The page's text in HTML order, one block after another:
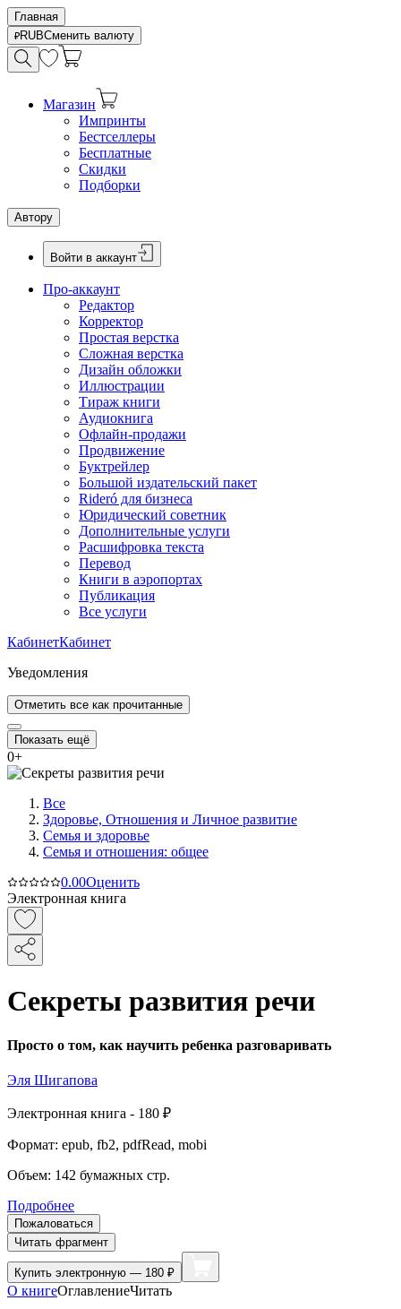
Главная
RUBСменить валюту
Магазин
Импринты
Бестселлеры
Бесплатные
Скидки
Подборки
Автору
Войти в аккаунт
Про-аккаунт
Редактор
Корректор
Простая верстка
Сложная верстка
Дизайн обложки
Иллюстрации
Тираж книги
Аудиокнига
Офлайн-продажи
Продвижение
Буктрейлер
Большой издательский пакет
Rideró для бизнеса
Юридический советник
Дополнительные услуги
Расшифровка текста
Перевод
Книги в аэропортах
Публикация
Все услуги
КабинетКабинет
Уведомления
Отметить все как прочитанные
Показать ещё
0+
Все
Здоровье, Отношения и Личное развитие
Семья и здоровье
Семья и отношения: общее
0.00Оценить
Электронная книга
Секреты развития речи
Просто о том, как научить ребенка разговаривать
Эля Шигапова
Электронная книга - 180 ₽
Формат: epub, fb2, pdfRead, mobi
Объем: 142 бумажных стр.
Подробнее
Пожаловаться
Читать фрагмент
Купить электронную — 180 ₽
О книгеОглавлениеЧитать